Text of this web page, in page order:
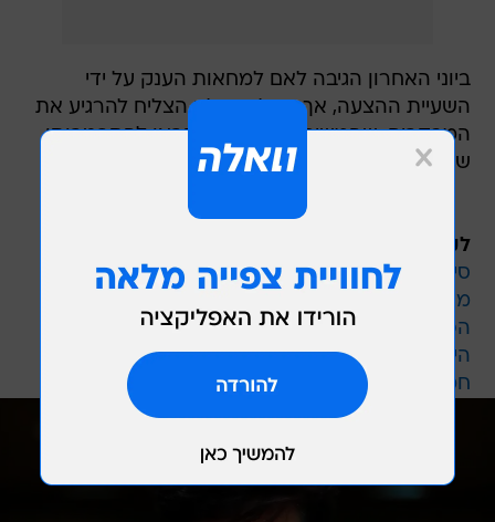
ביוני האחרון הגיבה לאם למחאות הענק על ידי
השעיית ההצעה, אך מהלך זה לא הצליח להרגיע את
המבקרים, שהמשיכו להפגין ואף קראו להתפטרותו
של לאם.
לקריאה נוספת:
סין לבריטניה: "הסירו את הידיים שלכם מהונג קונג"
מחאה אלימה נגד סין: מפגינים השתלטו על
הפרלמנט של הונג קונג
היום שאחרי החומה: כשעשרות רחפנים של "צבא
חמאס" יחדרו לישראל